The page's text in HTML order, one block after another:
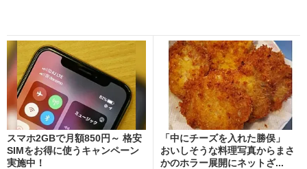
スマホ2GBで月額850円～ 格安
SIMをお得に使うキャンペーン
実施中！
「中にチーズを入れた勝俣」
おいしそうな料理写真からまさ
かのホラー展開にネットざ...